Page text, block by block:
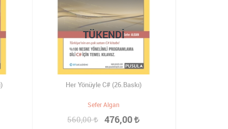
Her Yönüyle C# (26.Baskı)
Sefer Algan
560,00 476,00
TÜKENDI